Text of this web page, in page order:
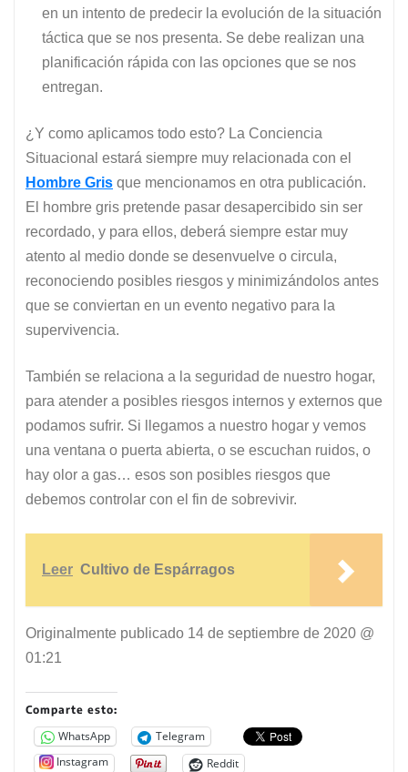
en un intento de predecir la evolución de la situación
táctica que se nos presenta. Se debe realizan una
planificación rápida con las opciones que se nos
entregan.
¿Y como aplicamos todo esto? La Conciencia
Situacional estará siempre muy relacionada con el
Hombre Gris que mencionamos en otra publicación.
El hombre gris pretende pasar desapercibido sin ser
recordado, y para ellos, deberá siempre estar muy
atento al medio donde se desenvuelve o circula,
reconociendo posibles riesgos y minimizándolos antes
que se conviertan en un evento negativo para la
supervivencia.
También se relaciona a la seguridad de nuestro hogar,
para atender a posibles riesgos internos y externos que
podamos sufrir. Si llegamos a nuestro hogar y vemos
una ventana o puerta abierta, o se escuchan ruidos, o
hay olor a gas… esos son posibles riesgos que
debemos controlar con el fin de sobrevivir.
Leer Cultivo de Espárragos
Originalmente publicado 14 de septiembre de 2020 @
01:21
Comparte esto:
WhatsApp
Telegram
Instagram
Reddit